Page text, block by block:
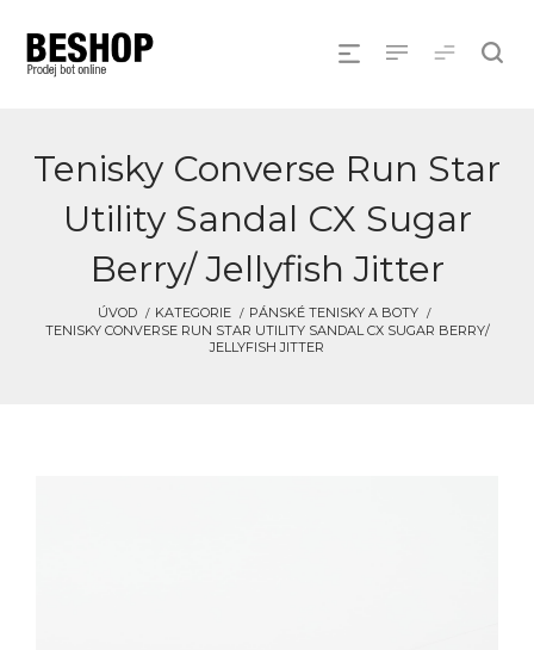
Tenisky Converse Run Star
Utility Sandal CX Sugar
Berry/ Jellyfish Jitter
ÚVOD KATEGORIE
PÁNSKÉ TENISKY A BOTY
TENISKY CONVERSE RUN STAR UTILITY SANDAL CX SUGAR BERRY/
JELLYFISH JITTER